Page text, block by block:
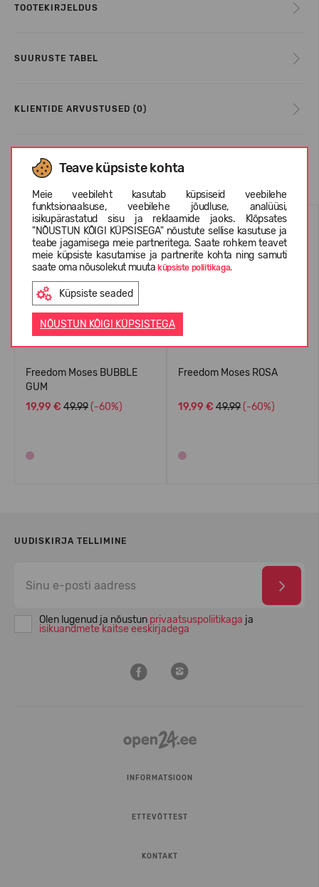
Teave küpsiste kohta
Meie veebileht kasutab küpsiseid veebilehe
funktsionaalsuse, veebilehe jõudluse, analüüsi,
isikupärastatud sisu ja reklaamide jaoks. Klõpsates
"NÕUSTUN KÕIGI KÜPSISEGA" nõustute sellise kasutuse ja
teabe jagamisega meie partneritega. Saate rohkem teavet
meie küpsiste kasutamise ja partnerite kohta ning samuti
saate oma nõusolekut muutaküpsiste poliitikaga.
Küpsiste seaded
NÕUSTUN KÕIGI KÜPSISTEGA
TOOTEKIRJELDUS
SUURUSTE TABEL
KLIENTIDE ARVUSTUSED (0)
Sarnased tooted
SUVEKS
Freedom Moses BUBBLE
GUM
19,99 € 49.99 (-60%)
SUVEKS
Freedom Moses ROSA
19,99 € 49.99 (-60%)
UUDISKIRJA TELLIMINE
Olen lugenud ja nõustun privaatsuspoliitikaga ja
isikuandmete kaitse eeskirjadega
INFORMATSIOON
ETTEVÕTTEST
KONTAKT